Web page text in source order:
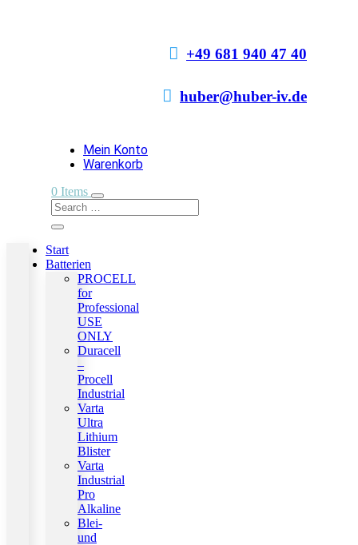
 +49 681 940 47 40
 huber@huber-iv.de
Mein Konto
Warenkorb
0 Items
Start
Batterien
PROCELL
for
Professional
USE
ONLY
Duracell
–
Procell
Industrial
Varta
Ultra
Lithium
Blister
Varta
Industrial
Pro
Alkaline
Blei-
und